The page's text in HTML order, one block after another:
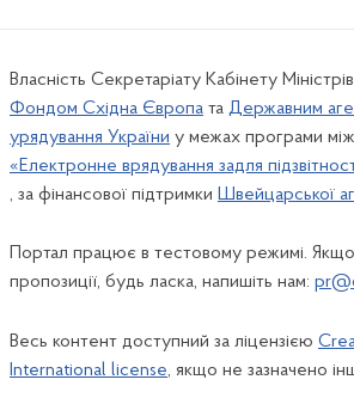
Власність Секретаріату Кабінету
Фондом Східна Європа та Державним
урядування України у межах програми
«Електронне врядування задля
, за фінансової підтримки Швейцарської
Портал працює в тестовому режимі.
пропозиції, будь ласка, напишіть нам:
Весь контент доступний за ліцензією
International license, якщо не зазначено